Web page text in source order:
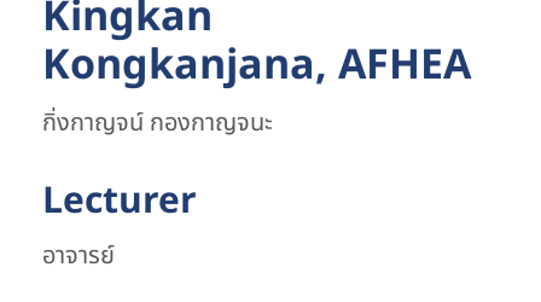
Kingkan
Kongkanjana, AFHEA
กิ่งกาญจน์ กองกาญจนะ
Lecturer
อาจารย์